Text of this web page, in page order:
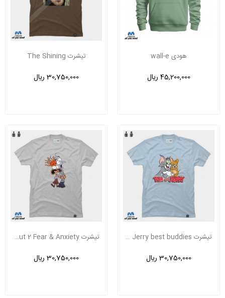
هودی wall-e
45,200,000 ریال
تیشرت The Shining
30,750,000 ریال
تیشرت Tom And Jerry best buddies
30,750,000 ریال
تیشرت Inside Out 2 Fear & Anxiety
30,750,000 ریال